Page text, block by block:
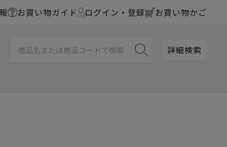
お買い物ガイド ログイン・登録 お買い物かご
詳細検索